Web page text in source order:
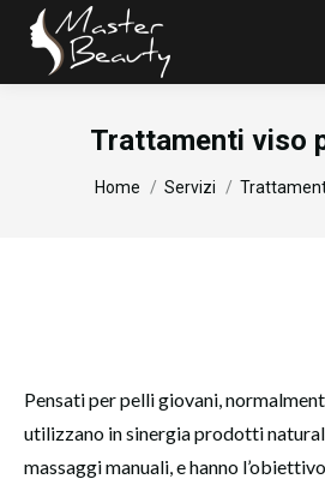
Trattamenti viso
You are here:
Home Servizi
Pensati per pelli giovani,
utilizzano in sinergia prodotti
massaggi manuali, e hanno